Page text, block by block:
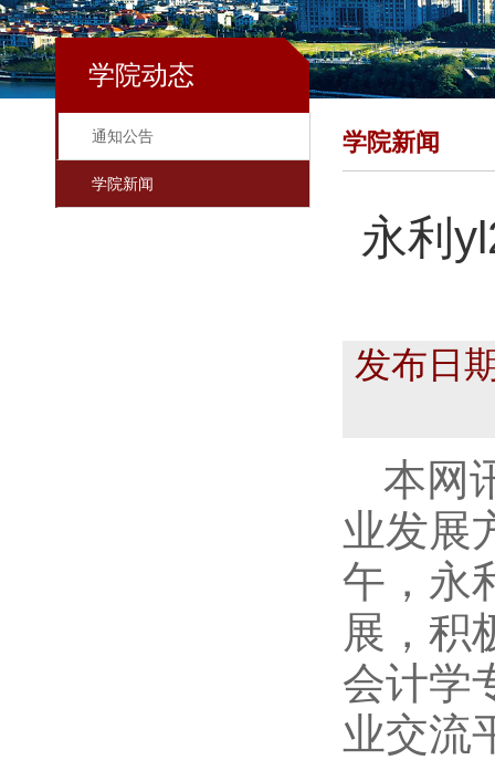
学院动态
通知公告
学院新闻
学院新闻
永利
发布日
本网
业发展
午，永
展，积
会计学
业交流